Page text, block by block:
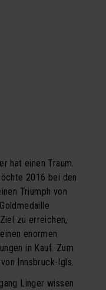
hat einen Traum.
2016 bei den
Triumph von
zu erreichen,
enormen
in Kauf. Zum
Innsbruck-Igls.
Linger wissen